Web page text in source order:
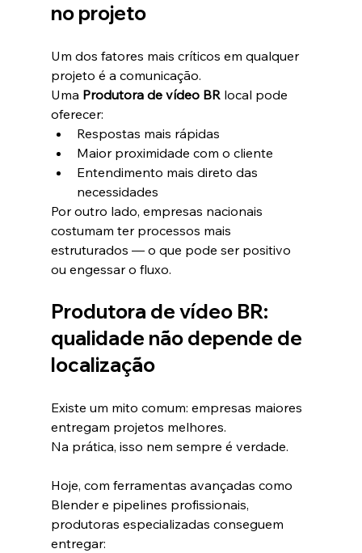
no projeto
Um dos fatores mais críticos em qualquer
projeto é a comunicação.
Uma Produtora de vídeo BR local pode
oferecer:
Respostas mais rápidas
Maior proximidade com o cliente
Entendimento mais direto das
necessidades
Por outro lado, empresas nacionais
costumam ter processos mais
estruturados — o que pode ser positivo
ou engessar o fluxo.
Produtora de vídeo BR:
qualidade não depende de
localização
Existe um mito comum: empresas maiores
entregam projetos melhores.
Na prática, isso nem sempre é verdade.
Hoje, com ferramentas avançadas como
Blender e pipelines profissionais,
produtoras especializadas conseguem
entregar: